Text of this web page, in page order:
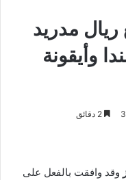
مدريد
وأيقونة
وقد وافقت بالفعل على